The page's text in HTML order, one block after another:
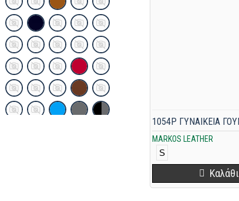
42
44
46
48
50
52
ONE SIZE
MARKOS LEATHER
S
Καλάθι